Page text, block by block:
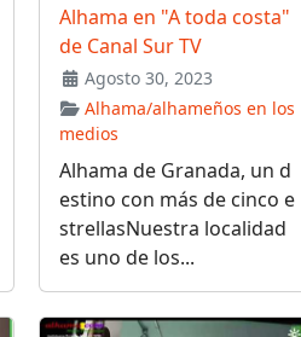
Alhama en "A toda costa"
de Canal Sur TV
Agosto 30, 2023
Alhama/alhameños en los
medios
Alhama de Granada, un d
estino con más de cinco e
strellasNuestra localidad
es uno de los...